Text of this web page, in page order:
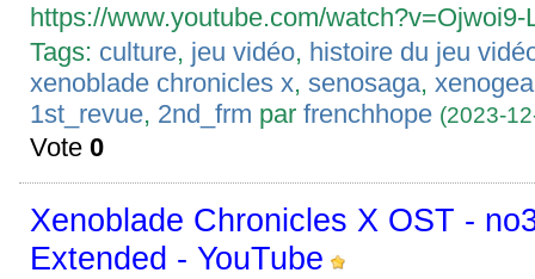
https://www.youtube.com/watch?v=Ojwoi9-
Tags: culture, jeu vidéo, histoire du jeu
xenoblade chronicles x,senosaga,
1st_revue, 2nd_frm parfrenchhope (2023-
Vote0
Xenoblade Chronicles X OST -
Extended - YouTube